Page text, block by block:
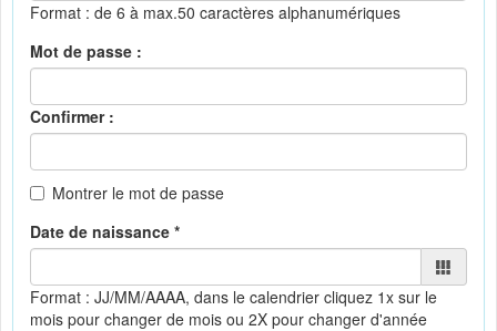
Format : de 6 à max.50 caractères alphanumériques
Mot de passe :
Confirmer :
Montrer le mot de passe
Date de naissance *
Format : JJ/MM/AAAA, dans le calendrier cliquez 1x sur le
mois pour changer de mois ou 2X pour changer d'année